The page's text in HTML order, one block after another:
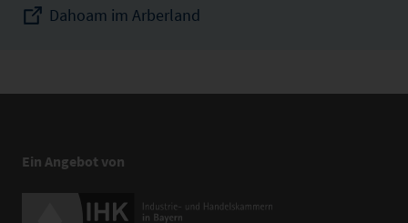
Dahoam im Arberland
Ein Angebot von